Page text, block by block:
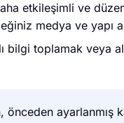
etkileşimli ve
medya ve yapı
bilgi toplamak veya
önceden ayarlanmış